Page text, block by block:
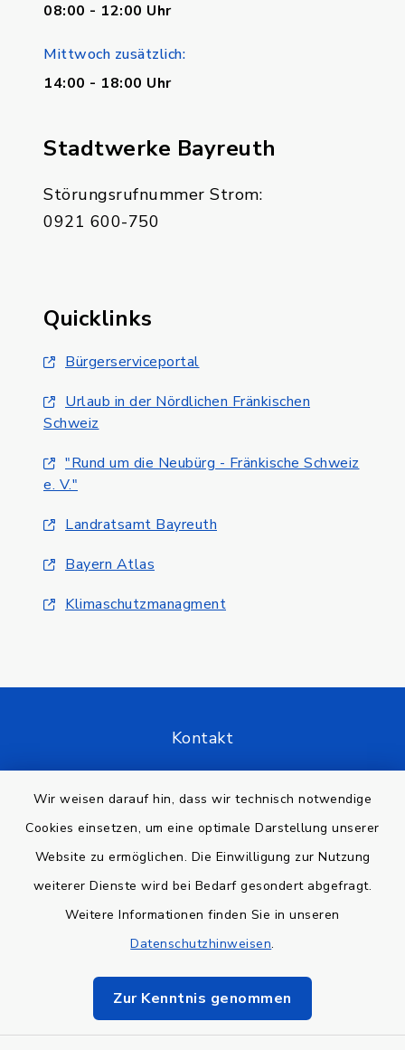
Wir weisen darauf hin, dass wir technisch notwendige
Cookies einsetzen, um eine optimale Darstellung unserer
Website zu ermöglichen. Die Einwilligung zur Nutzung
weiterer Dienste wird bei Bedarf gesondert abgefragt.
Weitere Informationen finden Sie in unseren
Datenschutzhinweisen.
Zur Kenntnis genommen
08:00 - 12:00 Uhr
Mittwoch zusätzlich:
14:00 - 18:00 Uhr
Stadtwerke Bayreuth
Störungsrufnummer Strom:
0921 600-750
Quicklinks
Bürgerserviceportal
Urlaub in der Nördlichen Fränkischen
Schweiz
"Rund um die Neubürg - Fränkische Schweiz
e. V."
Landratsamt Bayreuth
Bayern Atlas
Klimaschutzmanagment
Kontakt
Datenschutz
Impressum
Sitemap
Cookie-Einstellungen